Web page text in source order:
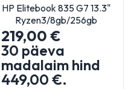
HP Elitebook 835 G7 13.3"
Ryzen3/8gb/256gb
219,00 €
30 päeva
madalaim hind
449,00 €.